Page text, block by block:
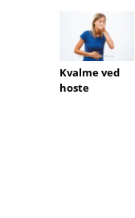
Kvalme ved
hoste